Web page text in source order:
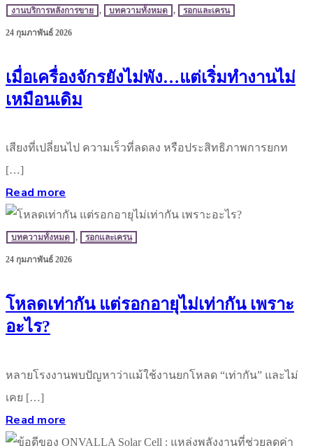
งานบริการหลังการขาย , บทความทั้งหมด , รอกและเครน
24 กุมภาพันธ์ 2026
เมื่อเครื่องจักรยังไม่พัง…แต่เริ่มทำงานไม่
เหมือนเดิม
เสียงที่เปลี่ยนไป ความเร็วที่ลดลง หรือประสิทธิภาพการยกท
[…]
Read more
บทความทั้งหมด , รอกและเครน
24 กุมภาพันธ์ 2026
โหลดเท่ากัน แต่รอกอายุไม่เท่ากัน เพราะ
อะไร?
หลายโรงงานพบปัญหาว่าแม้ใช้งานยกโหลด “เท่ากัน” และไม่
เคย […]
Read more